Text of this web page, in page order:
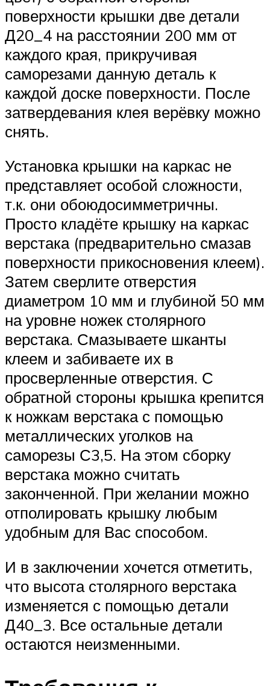
поверхности крышки две детали
Д20_4 на расстоянии 200 мм от
каждого края, прикручивая
саморезами данную деталь к
каждой доске поверхности. После
затвердевания клея верёвку можно
снять.
Установка крышки на каркас не
представляет особой сложности,
т.к. они обоюдосимметричны.
Просто кладёте крышку на каркас
верстака (предварительно смазав
поверхности прикосновения клеем).
Затем сверлите отверстия
диаметром 10 мм и глубиной 50 мм
на уровне ножек столярного
верстака. Смазываете шканты
клеем и забиваете их в
просверленные отверстия. С
обратной стороны крышка крепится
к ножкам верстака с помощью
металлических уголков на
саморезы С3,5. На этом сборку
верстака можно считать
законченной. При желании можно
отполировать крышку любым
удобным для Вас способом.
И в заключении хочется отметить,
что высота столярного верстака
изменяется с помощью детали
Д40_3. Все остальные детали
остаются неизменными.